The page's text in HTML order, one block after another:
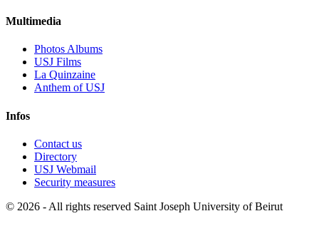
Multimedia
Photos Albums
USJ Films
La Quinzaine
Anthem of USJ
Infos
Contact us
Directory
USJ Webmail
Security measures
© 2026 - All rights reserved Saint Joseph University of Beirut